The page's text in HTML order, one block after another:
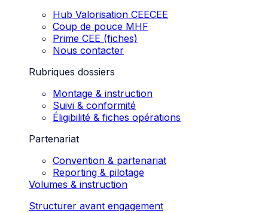
Hub Valorisation CEECEE
Coup de pouce MHF
Prime CEE (fiches)
Nous contacter
Rubriques dossiers
Montage & instruction
Suivi & conformité
Éligibilité & fiches opérations
Partenariat
Convention & partenariat
Reporting & pilotage
Volumes & instruction
Structurer avant engagement